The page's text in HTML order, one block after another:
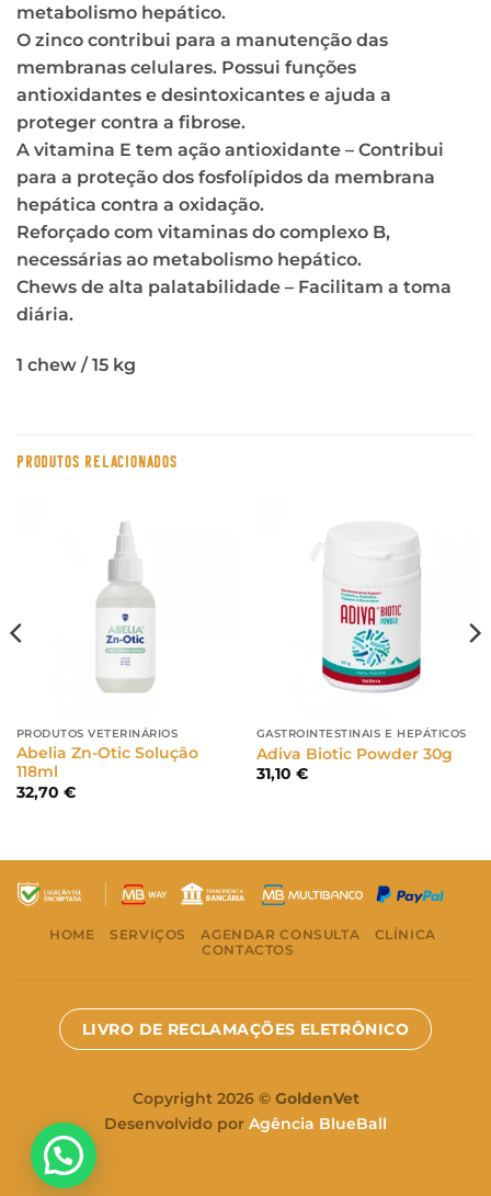
metabolismo hepático.
O zinco contribui para a manutenção das
membranas celulares. Possui funções
antioxidantes e desintoxicantes e ajuda a
proteger contra a fibrose.
A vitamina E tem ação antioxidante – Contribui
para a proteção dos fosfolípidos da membrana
hepática contra a oxidação.
Reforçado com vitaminas do complexo B,
necessárias ao metabolismo hepático.
Chews de alta palatabilidade – Facilitam a toma
diária.
1 chew / 15 kg
PRODUTOS RELACIONADOS
PRODUTOS VETERINÁRIOS
Abelia Zn-Otic Solução
118ml
32,70 €
GASTROINTESTINAIS E HEPÁTICOS
Adiva Biotic Powder 30g
31,10 €
HOME SERVIÇOS AGENDAR CONSULTA
CLÍNICA
CONTACTOS
LIVRO DE RECLAMAÇÕES ELETRÔNICO
Copyright 2026 © GoldenVet
Desenvolvido por Agência BlueBall